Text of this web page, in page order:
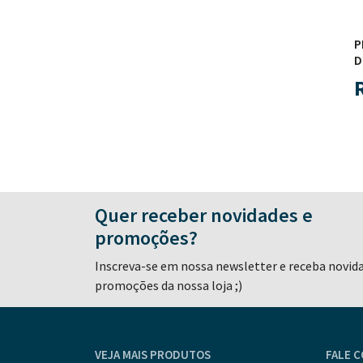
Quer receber novidades e
promoções?
Inscreva-se em nossa newsletter e receba
promoções da nossa loja ;)
VEJA MAIS PRODUTOS FALE